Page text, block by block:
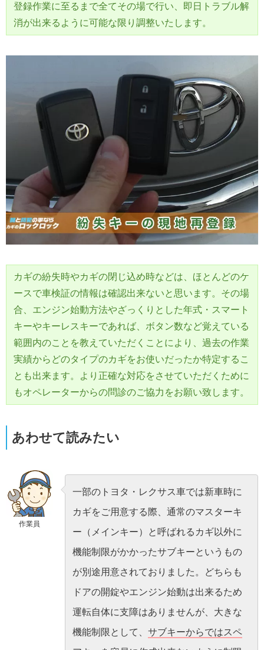
登録作業に至るまで全てその場で行い、即日トラブル解
消が出来るように可能な限り調整いたします。
カギの紛失時やカギの閉じ込め時などは、ほとんどのケ
ースで車検証の情報は確認出来ないと思います。その場
合、エンジン始動方法やざっくりとした年式・スマート
キーやキーレスキーであれば、ボタン数など覚えている
範囲内のことを教えていただくことにより、過去の作業
実績からどのタイプのカギをお使いだったか特定するこ
とも出来ます。より正確な対応をさせていただくために
もオペレーターからの問診のご協力をお願い致します。
あわせて読みたい
作業員
一部のトヨタ・レクサス車では新車時に
カギをご用意する際、通常のマスターキ
ー（メインキー）と呼ばれるカギ以外に
機能制限がかかったサブキーというもの
が別途用意されておりました。どちらも
ドアの開錠やエンジン始動は出来るため
運転自体に支障はありませんが、大きな
機能制限として、 サブキーからではスペ